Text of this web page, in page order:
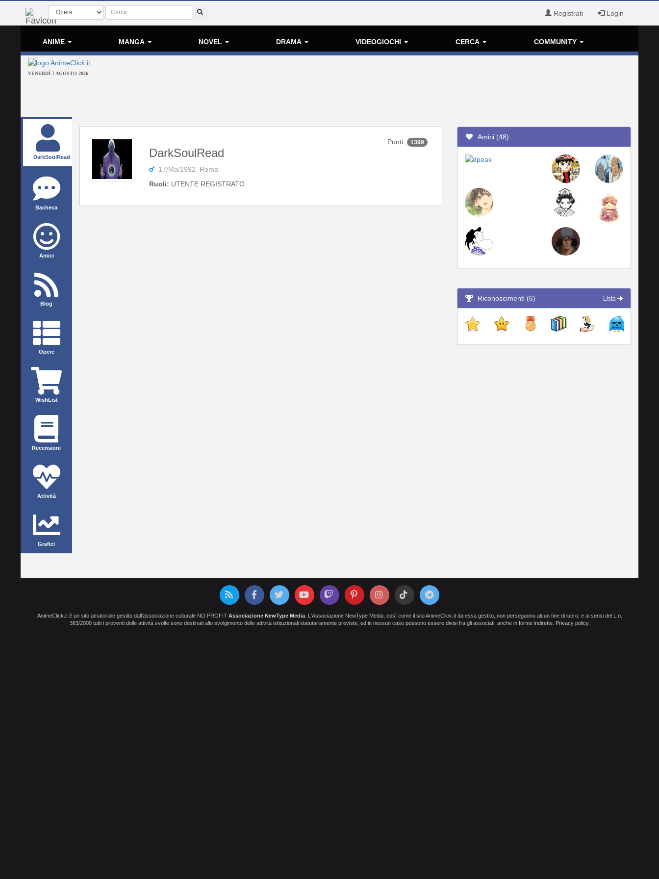
Registrati Login
ANIME MANGA NOVEL DRAMA VIDEOGIOCHI CERCA COMMUNITY
VENERDÌ 7 AGOSTO 2026
DarkSoulRead
Bacheca
Amici
Blog
Opere
WishList
Recensioni
Attività
Grafici
DarkSoulRead
17/Ma/1992 Roma
Ruoli: UTENTE REGISTRATO
Punti: 1399
Amici (48)
Riconoscimenti (6) Lista
AnimeClick.it è un sito amatoriale gestito dall'associazione culturale NO PROFIT Associazione NewType Media. L'Associazione NewType Media, così come il sito AnimeClick.it da essa gestito, non perseguono alcun fine di lucro, e ai sensi del L.n.
383/2000 tutti i proventi delle attività svolte sono destinati allo svolgimento delle attività istituzionali statutariamente previste, ed in nessun caso possono essere divisi fra gli associati, anche in forme indirette. Privacy policy.